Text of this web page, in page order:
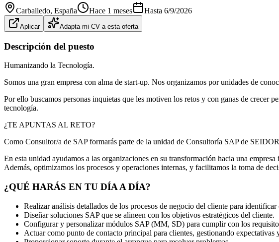
Carballedo, España Hace 1 meses Hasta 6/9/2026
Aplicar Adapta mi CV a esta oferta
Descripción del puesto
Humanizando la Tecnología.
Somos una gran empresa con alma de start-up. Nos organizamos por unidades de
Por ello buscamos personas inquietas que les motiven los retos y con ganas de crecer
tecnología.
¿TE APUNTAS AL RETO?
Como Consultor/a de SAP formarás parte de la unidad de Consultoría SAP de
En esta unidad ayudamos a las organizaciones en su transformación hacia una
Además, optimizamos los procesos y operaciones internas, y facilitamos la toma de
¿QUÉ HARÁS EN TU DÍA A DÍA?
Realizar análisis detallados de los procesos de negocio del cliente para
Diseñar soluciones SAP que se alineen con los objetivos estratégicos del cliente.
Configurar y personalizar módulos SAP (MM, SD) para cumplir con los
Actuar como punto de contacto principal para clientes, gestionando expectativas